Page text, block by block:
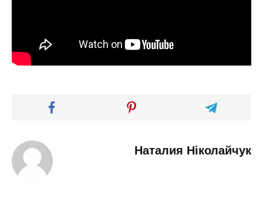
Наталия Ніколайчук